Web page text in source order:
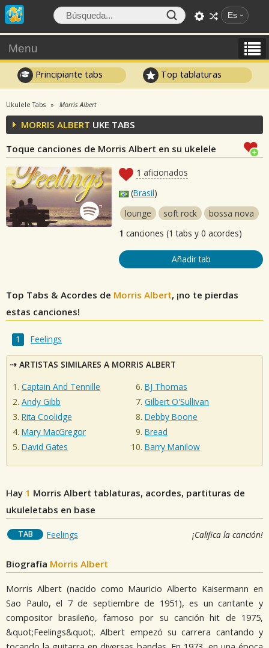
Es
Menu
Principiante tabs Top tablaturas
Ukulele Tabs Morris Albert
MORRIS ALBERT UKE TABS
Toque canciones de Morris Albert en su ukelele
1 aficionados
(Brasil)
lounge
soft rock
bossa nova
1 canciones (1 tabs y 0 acordes)
Añadir tab
Top Tabs & Acordes de Morris Albert, ¡no te pierdas
estas canciones!
Feelings
ARTISTAS SIMILARES A MORRIS ALBERT
Captain And Tennille
Andy Gibb
Rita Coolidge
Mary MacGregor
David Gates
BJ Thomas
Gilbert O'Sullivan
Debby Boone
Bread
Barry Manilow
Hay 1 Morris Albert tablaturas, acordes, partituras de
ukuleletabs en base
TAB Feelings ¡Califica la canción!
Biografía Morris Albert
Morris Albert (nacido como Mauricio Alberto Kaisermann en
Sao Paulo, el 7 de septiembre de 1951), es un cantante y
compositor brasileño, famoso por su canción hit de 1975,
&quot;Feelings&quot;. Albert empezó su carrera cantando y